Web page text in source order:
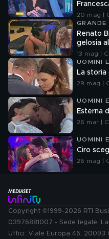
20 mag |
Renato
gelosia
13 mag |
UOMINI
La
29 mag |
UOMINI
Esterna
26 mar |
UOMINI
Ciro
26 mag |
Copyright ©1999-2026 RTI
03976881007 - Sede legale:
Uffici: Viale Europa 46, 20093